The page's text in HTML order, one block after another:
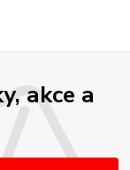
akce a